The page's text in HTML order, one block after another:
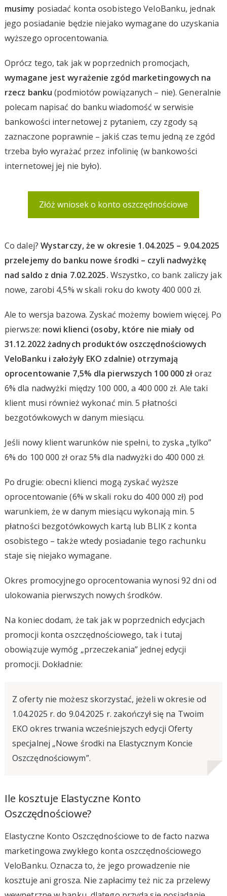
musimy posiadać konta osobistego VeloBanku, jednak
jego posiadanie będzie niejako wymagane do uzyskania
wyższego oprocentowania.
Oprócz tego, tak jak w poprzednich promocjach,
wymagane jest wyrażenie zgód marketingowych na
rzecz banku (podmiotów powiązanych – nie). Generalnie
polecam napisać do banku wiadomość w serwisie
bankowości internetowej z pytaniem, czy zgody są
zaznaczone poprawnie – jakiś czas temu jedną ze zgód
trzeba było wyrażać przez infolinię (w bankowości
internetowej jej nie było).
Złóż wniosek o konto oszczędnościowe
Co dalej? Wystarczy, że w okresie 1.04.2025 – 9.04.2025
przelejemy do banku nowe środki – czyli nadwyżkę
nad saldo z dnia 7.02.2025. Wszystko, co bank zaliczy jak
nowe, zarobi 4,5% w skali roku do kwoty 400 000 zł.
Ale to wersja bazowa. Zyskać możemy bowiem więcej. Po
pierwsze: nowi klienci (osoby, które nie miały od
31.12.2022 żadnych produktów oszczędnościowych
VeloBanku i założyły EKO zdalnie) otrzymają
oprocentowanie 7,5% dla pierwszych 100 000 złoraz
6% dla nadwyżki między 100 000, a 400 000 zł. Ale taki
klient musi również wykonać min. 5 płatności
bezgotówkowych w danym miesiącu.
Jeśli nowy klient warunków nie spełni, to zyska „tylko”
6% do 100 000 zł oraz 5% dla nadwyżki do 400 000 zł.
Po drugie: obecni klienci mogą zyskać wyższe
oprocentowanie (6% w skali roku do 400 000 zł) pod
warunkiem, że w danym miesiącu wykonają min. 5
płatności bezgotówkowych kartą lub BLIK z konta
osobistego – także wtedy posiadanie tego rachunku
staje się niejako wymagane.
Okres promocyjnego oprocentowania wynosi 92 dni od
ulokowania pierwszych nowych środków.
Na koniec dodam, że tak jak w poprzednich edycjach
promocji konta oszczędnościowego, tak i tutaj
obowiązuje wymóg „przeczekania” jednej edycji
promocji. Dokładnie:
Z oferty nie możesz skorzystać, jeżeli w okresie od
1.04.2025 r. do 9.04.2025 r. zakończył się na Twoim
EKO okres trwania wcześniejszych edycji Oferty
specjalnej „Nowe środki na Elastycznym Koncie
Oszczędnościowym”.
Ile kosztuje Elastyczne Konto
Oszczędnościowe?
Elastyczne Konto Oszczędnościowe to de facto nazwa
marketingowa zwykłego konta oszczędnościowego
VeloBanku. Oznacza to, że jego prowadzenie nie
kosztuje ani grosza. Nie zapłacimy też nic za przelewy